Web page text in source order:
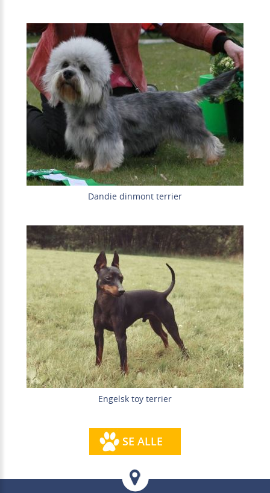
Dandie dinmont terrier
Engelsk toy terrier
SE ALLE